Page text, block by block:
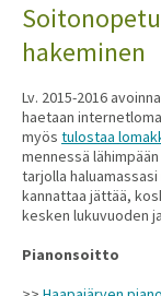
hakeminen
Lv. 2015-2016
haetaan
myös tulostaa
mennessä
tarjolla
kannattaa jättää,
kesken lukuvuoden
Pianonsoitto